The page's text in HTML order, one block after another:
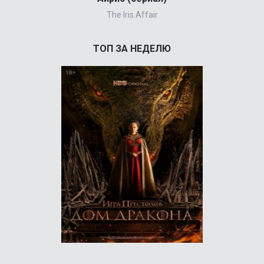
The Iris Affair
ТОП ЗА НЕДЕЛЮ